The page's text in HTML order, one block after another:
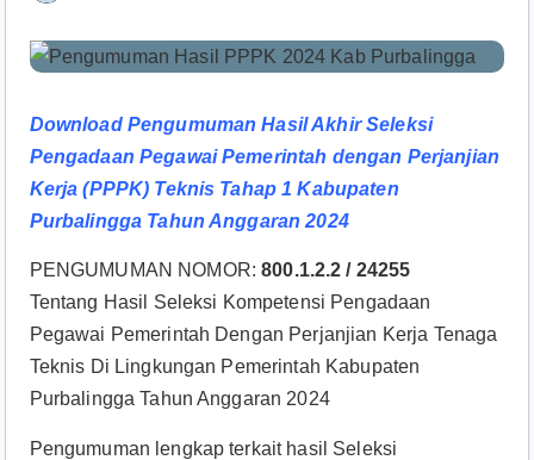
Download Pengumuman Hasil Akhir Seleksi
Pengadaan Pegawai Pemerintah dengan Perjanjian
Kerja (PPPK) Teknis Tahap 1 Kabupaten
Purbalingga Tahun Anggaran 2024
PENGUMUMAN NOMOR:800.1.2.2 / 24255
Tentang Hasil Seleksi Kompetensi Pengadaan
Pegawai Pemerintah Dengan Perjanjian Kerja Tenaga
Teknis Di Lingkungan Pemerintah Kabupaten
Purbalingga Tahun Anggaran 2024
Pengumuman lengkap terkait hasil Seleksi